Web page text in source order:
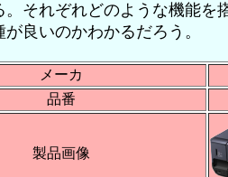
それぞれどのような機能を
良いのかわかるだろう。
メーカ
品番
製品画像